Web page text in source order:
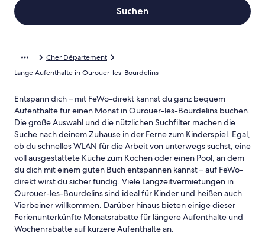
Suchen
Cher Département
Lange Aufenthalte in Ourouer-les-Bourdelins
Entspann dich – mit FeWo-direkt kannst du ganz bequem
Aufenthalte für einen Monat in Ourouer-les-Bourdelins buchen.
Die große Auswahl und die nützlichen Suchfilter machen die
Suche nach deinem Zuhause in der Ferne zum Kinderspiel. Egal,
ob du schnelles WLAN für die Arbeit von unterwegs suchst, eine
voll ausgestattete Küche zum Kochen oder einen Pool, an dem
du dich mit einem guten Buch entspannen kannst – auf FeWo-
direkt wirst du sicher fündig. Viele Langzeitvermietungen in
Ourouer-les-Bourdelins sind ideal für Kinder und heißen auch
Vierbeiner willkommen. Darüber hinaus bieten einige dieser
Ferienunterkünfte Monatsrabatte für längere Aufenthalte und
Wochenrabatte auf kürzere Aufenthalte an.